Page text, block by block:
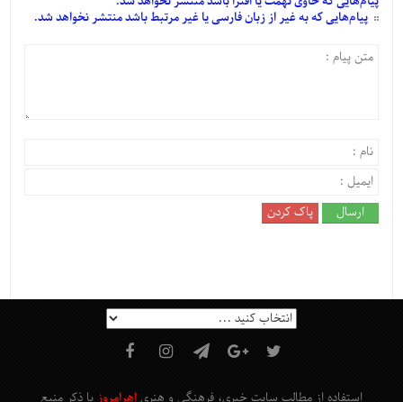
پیام‌هاییکه به غیر از زبان فارسی یا غیر مرتبط باشد منتشر نخواهد شد.
استفاده از مطالب سایت خبری، فرهنگی و هنری اهرامروز با ذکر منبع